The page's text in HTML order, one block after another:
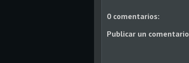
0 comentarios:
Publicar un comentario